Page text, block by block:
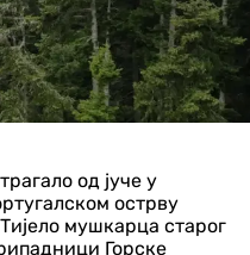
од јуче у
острву
мушкарца старог
Горске